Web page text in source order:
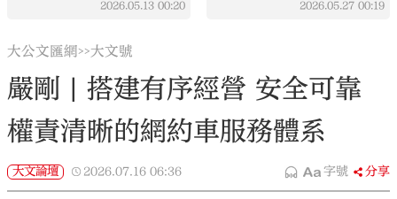
2026.05.13 00:20 2026.05.27 00:19
大公文匯網>>大文號
嚴剛 | 搭建有序經營 安全可靠
權責清晰的網約車服務體系
大文論壇 2026.07.16 06:36 字號 分享